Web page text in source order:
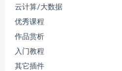
云计算/大数据
优秀课程
作品赏析
入门教程
其它插件